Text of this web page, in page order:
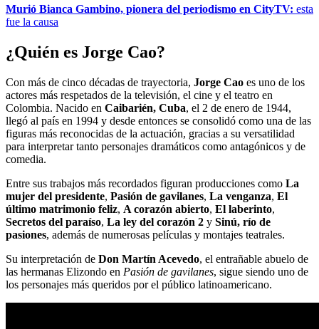
Murió Bianca Gambino, pionera del periodismo en CityTV: esta
fue la causa
¿Quién es Jorge Cao?
Con más de cinco décadas de trayectoria, Jorge Cao es uno de los
actores más respetados de la televisión, el cine y el teatro en
Colombia. Nacido en Caibarién, Cuba, el 2 de enero de 1944,
llegó al país en 1994 y desde entonces se consolidó como una de las
figuras más reconocidas de la actuación, gracias a su versatilidad
para interpretar tanto personajes dramáticos como antagónicos y de
comedia.
Entre sus trabajos más recordados figuran producciones como La
mujer del presidente, Pasión de gavilanes, La venganza, El
último matrimonio feliz, A corazón abierto, El laberinto,
Secretos del paraíso, La ley del corazón 2 y Sinú, río de
pasiones, además de numerosas películas y montajes teatrales.
Su interpretación de Don Martín Acevedo, el entrañable abuelo de
las hermanas Elizondo en Pasión de gavilanes, sigue siendo uno de
los personajes más queridos por el público latinoamericano.